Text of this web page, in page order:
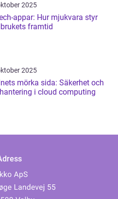
2025
appar: Hur mjukvara styr
framtid
2025
mörka sida: Säkerhet och
i cloud computing